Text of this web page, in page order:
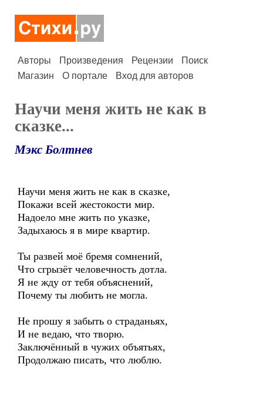
Авторы Произведения Рецензии
Поиск
Магазин
О портале Вход для авторов
Научи меня жить не как в
сказке...
Мэкс Болтнев
Научи меня жить не как в сказке,
Покажи всей жестокости мир.
Надоело мне жить по указке,
Задыхаюсь я в мире квартир.
Ты развей моё бремя сомнений,
Что сгрызёт человечность дотла.
Я не жду от тебя объяснений,
Почему ты любить не могла.
Не прошу я забыть о страданьях,
И не ведаю, что творю.
Заключённый в чужих объятьях,
Продолжаю писать, что люблю.